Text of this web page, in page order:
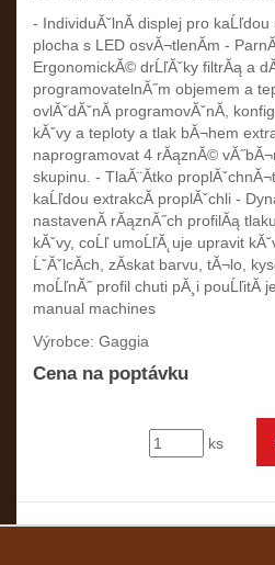
- IndividuĂˇlnĂ­ displej pro
plocha s LED osvĂ¬tlenĂ­m -
ErgonomickĂ© drĹľĂˇky filtrĂą a
programovatelnĂ˝m objemem a
ovlĂˇdĂˇnĂ­ programovĂˇnĂ­,
kĂˇvy a teploty a tlak bĂ¬hem
naprogramovat 4 rĂąznĂ©
skupinu. - TlaĂ¨Ă­tko
kaĹľdou extrakcĂ­ proplĂˇchli -
nastavenĂ­ rĂąznĂ˝ch profilĂą
kĂˇvy, coĹľ umoĹľĂ˛uje upravit
ĹˇĂˇlcĂ­ch, zĂ­skat barvu, tĂ¬lo,
moĹľnĂ˝ profil chuti pĂ¸i pouĹľitĂ­
manual machines
Výrobce: Gaggia
Cena na poptávku
ks